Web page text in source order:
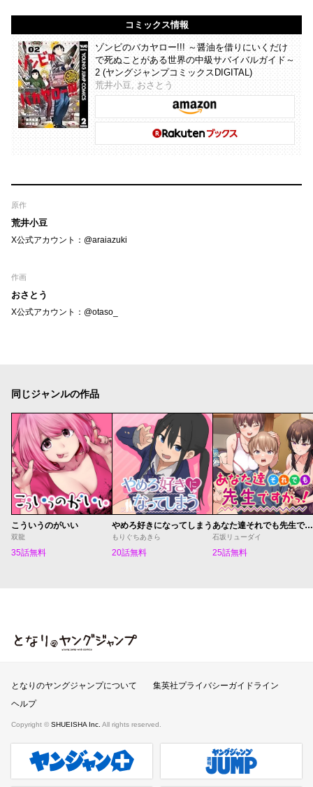
コミックス情報
ゾンビのバカヤロー!!! ～醤油を借りにいくだけ
で死ぬことがある世界の中級サバイバルガイド～
2 (ヤングジャンプコミックスDIGITAL)
荒井小豆, おさとう
原作
荒井小豆
X公式アカウント：@araiazuki
作画
おさとう
X公式アカウント：@otaso_
同じジャンルの作品
こういうのがいい
双龍
35話無料
やめろ好きになってしまう
もりぐちあきら
20話無料
あなた達それでも先生ですかっ！
石坂リューダイ
25話無料
となりのヤングジャンプ
となりのヤングジャンプについて
集英社プライバシーガイドライン
ヘルプ
Copyright © SHUEISHA Inc. All rights reserved.
ヤンジャンプラス 週刊ヤングジャンプ公式サイト